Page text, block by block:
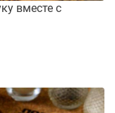
вместе с